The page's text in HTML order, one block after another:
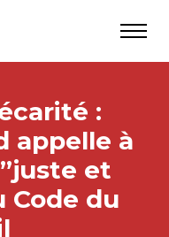
:
appelle à
et
Code du